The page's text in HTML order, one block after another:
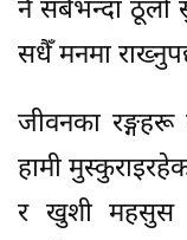
नै सबैभन्दा ठूलो
सधैँ मनमा
जीवनका
हामी
र खुशी महसुस